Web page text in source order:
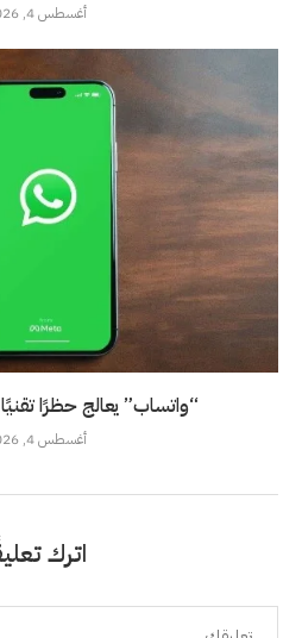
أغسطس 4, 2026
“واتساب” يعالج حظرًا
أغسطس 4, 2026
اترك